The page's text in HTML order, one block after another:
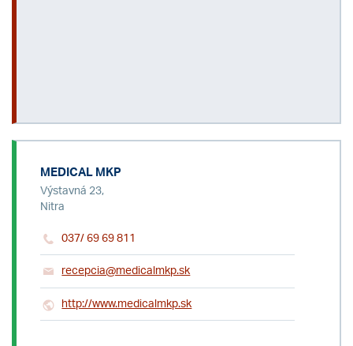
MEDICAL MKP
Výstavná 23,
Nitra
037/ 69 69 811
recepcia@medicalmkp.sk
http://www.medicalmkp.sk